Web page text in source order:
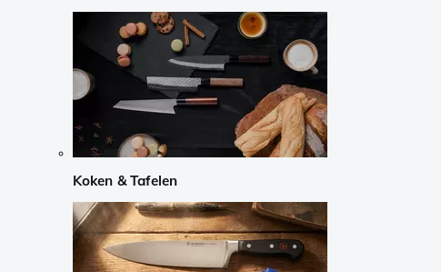
Koken & Tafelen